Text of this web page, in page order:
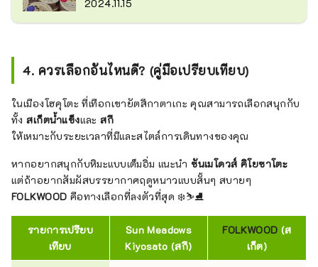
2024.11.15
4. ควรเลือกอันไหนดี? (คู่มือเปรียบเทียบ)
ในเมืองโฮคุโตะ ที่เทือกเขายัตสึกาตาเกะ คุณสามารถเลือกสนุกกับ
ทั้งสเก็ตน้ำแข็งและ สกี
ให้เหมาะกับระยะเวลาที่มีและสไตล์การเดินทางของคุณ
หากอยากสนุกกับหิมะแบบเต็มอิ่ม แนะนำซันเมโดวส์ คิโยซาโตะ
แต่ถ้าอยากสัมผัสบรรยากาศฤดูหนาวแบบสั้นๆ สบายๆ
FOLKWOOD คือทางเลือกที่ลงตัวที่สุด ❄️⛷️⛸️
รายการเปรียบ
เทียบ
Sun Meadows
Kiyosato (สกี)
FOLKWOOD (ส
เก็ต)